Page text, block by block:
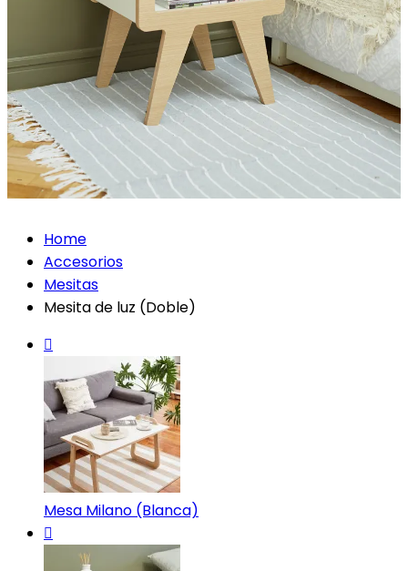
Home
Accesorios
Mesitas
Mesita de luz (Doble)
Mesa Milano (Blanca)